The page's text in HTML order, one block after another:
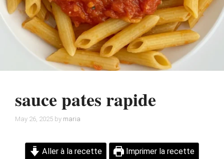
sauce pates rapide
May 26, 2025 by maria
Aller à la recette Imprimer la recette